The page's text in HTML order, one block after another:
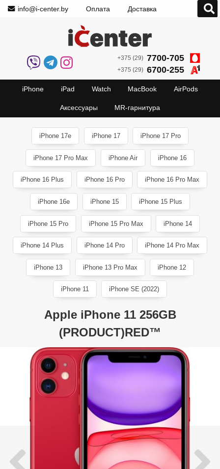
info@i-center.by Оплата Доставка
+375 (29) 7700-705
+375 (29) 6700-255
iPhone iPad Watch MacBook AirPods
Аксессуары MR-гарнитура
iPhone 17e iPhone 17 iPhone 17 Pro
iPhone 17 Pro Max iPhone Air iPhone 16
iPhone 16 Plus iPhone 16 Pro iPhone 16 Pro Max
iPhone 16e iPhone 15 iPhone 15 Plus
iPhone 15 Pro iPhone 15 Pro Max iPhone 14
iPhone 14 Plus iPhone 14 Pro iPhone 14 Pro Max
iPhone 13 iPhone 13 Pro Max iPhone 12
iPhone 11 iPhone SE (2022)
Apple iPhone 11 256GB
(PRODUCT)RED™